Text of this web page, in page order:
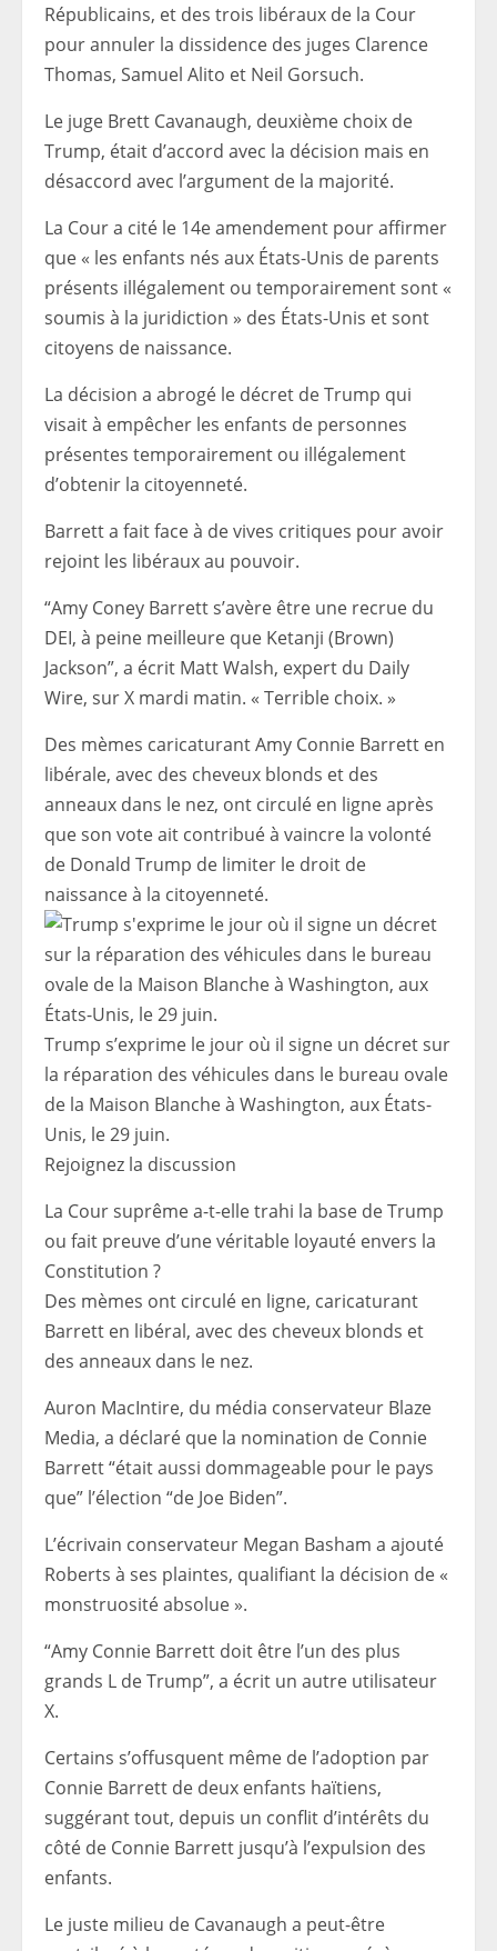
Républicains, et des trois libéraux de la Cour
pour annuler la dissidence des juges Clarence
Thomas, Samuel Alito et Neil Gorsuch.
Le juge Brett Cavanaugh, deuxième choix de
Trump, était d’accord avec la décision mais en
désaccord avec l’argument de la majorité.
La Cour a cité le 14e amendement pour affirmer
que « les enfants nés aux États-Unis de parents
présents illégalement ou temporairement sont «
soumis à la juridiction » des États-Unis et sont
citoyens de naissance.
La décision a abrogé le décret de Trump qui
visait à empêcher les enfants de personnes
présentes temporairement ou illégalement
d’obtenir la citoyenneté.
Barrett a fait face à de vives critiques pour avoir
rejoint les libéraux au pouvoir.
“Amy Coney Barrett s’avère être une recrue du
DEI, à peine meilleure que Ketanji (Brown)
Jackson”, a écrit Matt Walsh, expert du Daily
Wire, sur X mardi matin. « Terrible choix. »
Des mèmes caricaturant Amy Connie Barrett en
libérale, avec des cheveux blonds et des
anneaux dans le nez, ont circulé en ligne après
que son vote ait contribué à vaincre la volonté
de Donald Trump de limiter le droit de
naissance à la citoyenneté.
Trump s’exprime le jour où il signe un décret sur
la réparation des véhicules dans le bureau ovale
de la Maison Blanche à Washington, aux États-
Unis, le 29 juin.
Rejoignez la discussion
La Cour suprême a-t-elle trahi la base de Trump
ou fait preuve d’une véritable loyauté envers la
Constitution ?
Des mèmes ont circulé en ligne, caricaturant
Barrett en libéral, avec des cheveux blonds et
des anneaux dans le nez.
Auron MacIntire, du média conservateur Blaze
Media, a déclaré que la nomination de Connie
Barrett “était aussi dommageable pour le pays
que” l’élection “de Joe Biden”.
L’écrivain conservateur Megan Basham a ajouté
Roberts à ses plaintes, qualifiant la décision de «
monstruosité absolue ».
“Amy Connie Barrett doit être l’un des plus
grands L de Trump”, a écrit un autre utilisateur
X.
Certains s’offusquent même de l’adoption par
Connie Barrett de deux enfants haïtiens,
suggérant tout, depuis un conflit d’intérêts du
côté de Connie Barrett jusqu’à l’expulsion des
enfants.
Le juste milieu de Cavanaugh a peut-être